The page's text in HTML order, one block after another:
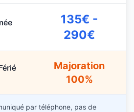
135€ -
290€
Majoration
100%
par téléphone, pas de